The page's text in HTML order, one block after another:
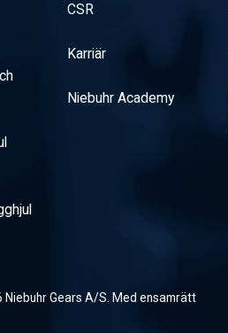
CSR
Karriär
Niebuhr Academy
Gears A/S. Med ensamrätt